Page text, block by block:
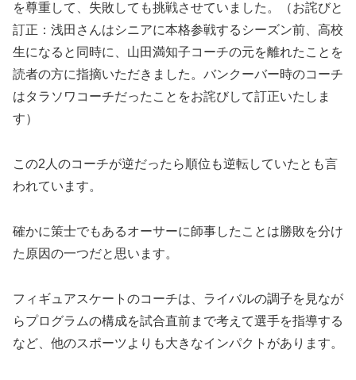
を尊重して、失敗しても挑戦させていました。（お詫びと
訂正：浅田さんはシニアに本格参戦するシーズン前、高校
生になると同時に、山田満知子コーチの元を離れたことを
読者の方に指摘いただきました。バンクーバー時のコーチ
はタラソワコーチだったことをお詫びして訂正いたしま
す）
この2人のコーチが逆だったら順位も逆転していたとも言
われています。
確かに策士でもあるオーサーに師事したことは勝敗を分け
た原因の一つだと思います。
フィギュアスケートのコーチは、ライバルの調子を見なが
らプログラムの構成を試合直前まで考えて選手を指導する
など、他のスポーツよりも大きなインパクトがあります。